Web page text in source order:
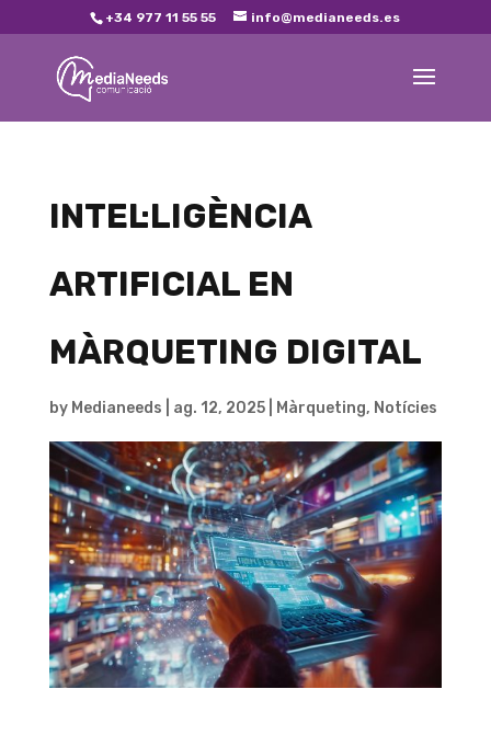
+34 977 11 55 55 info@medianeeds.es
INTEL·LIGÈNCIA
ARTIFICIAL EN
MÀRQUETING DIGITAL
by Medianeeds ag. 12, 2025| Màrqueting, Notícies